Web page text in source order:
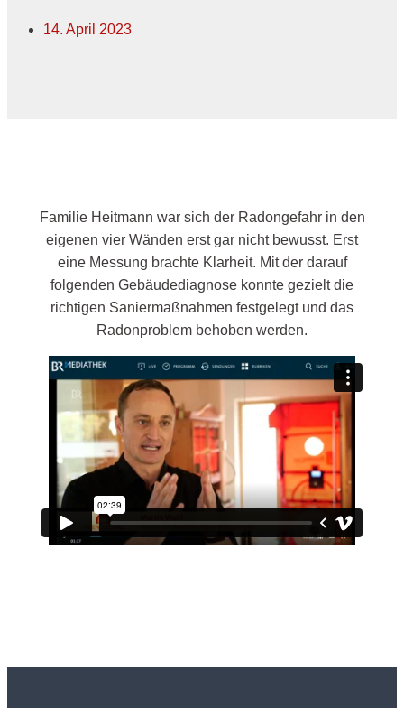
14. April 2023
Familie Heitmann war sich der Radongefahr in den
eigenen vier Wänden erst gar nicht bewusst. Erst
eine Messung brachte Klarheit. Mit der darauf
folgenden Gebäudediagnose konnte gezielt die
richtigen Saniermaßnahmen festgelegt und das
Radonproblem behoben werden.